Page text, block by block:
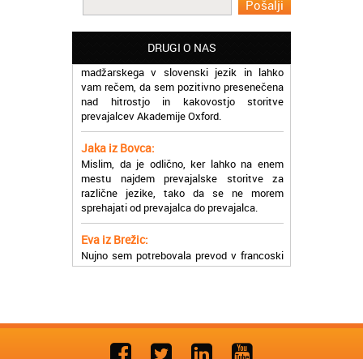
DRUGI O NAS
madžarskega v slovenski jezik in lahko
vam rečem, da sem pozitivno presenečena
nad hitrostjo in kakovostjo storitve
prevajalcev Akademije Oxford.
Jaka iz Bovca:
Mislim, da je odlično, ker lahko na enem
mestu najdem prevajalske storitve za
različne jezike, tako da se ne morem
sprehajati od prevajalca do prevajalca.
Eva iz Brežic:
Nujno sem potrebovala prevod v francoski
jezik, na spletu sem našla Oxford, jih
poklicala in v roku nekaj ur sem po
Zoran iz Velenja:
Uslužni, hitri in ljubeznivi, za njih imam